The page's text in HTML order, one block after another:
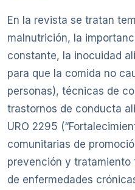
En la revista se tratan
malnutrición, la
constante, la inocuidad
para que la comida no
personas), técnicas de
trastornos de conducta
URO 2295
comunitarias de
prevención y tratamiento
de enfermedades